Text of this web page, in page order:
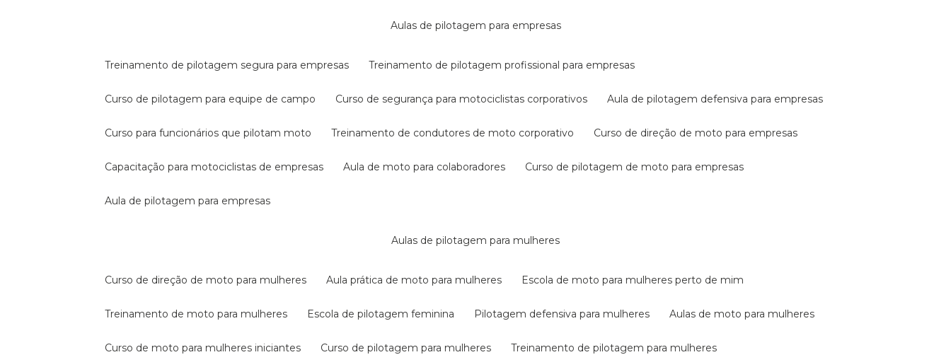
aulas de pilotagem para empresas
treinamento de pilotagem segura para empresas treinamento de pilotagem profissional para empresas
curso de pilotagem para equipe de campo curso de segurança para motociclistas corporativos aula de pilotagem defensiva para empresas
curso para funcionários que pilotam moto treinamento de condutores de moto corporativo curso de direção de moto para empresas
capacitação para motociclistas de empresas aula de moto para colaboradores curso de pilotagem de moto para empresas
aula de pilotagem para empresas
aulas de pilotagem para mulheres
curso de direção de moto para mulheres aula prática de moto para mulheres escola de moto para mulheres perto de mim
treinamento de moto para mulheres escola de pilotagem feminina pilotagem defensiva para mulheres aulas de moto para mulheres
curso de moto para mulheres iniciantes curso de pilotagem para mulheres treinamento de pilotagem para mulheres